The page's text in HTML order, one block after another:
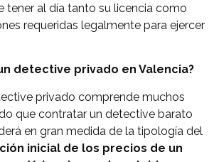
tener al día tanto su licencia como
requeridas legalmente para ejercer
detective privado en Valencia?
privado comprende muchos
que contratar un detective barato
en gran medida de la tipología del
inicial de los precios de un